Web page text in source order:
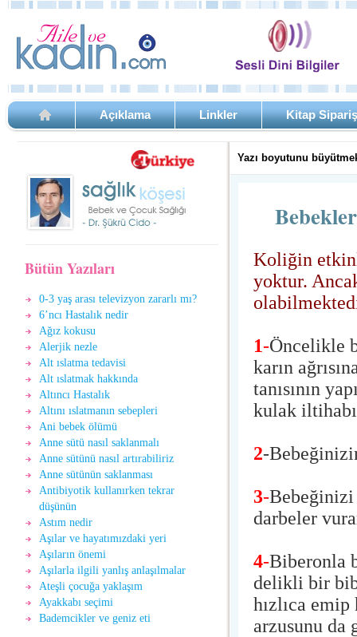
Açıklama Linkler Kitap
Bütün Yazıları
0-3 yaş arası televizyon zararlı mı?
6’ncı Hastalık nedir
Ağız kokusu
Alerjik nezle
Alt ıslatma tedavisi
Alt ıslatmak hakkında
Altıncı Hastalık
Altını ıslatmanın sebepleri
Ani bebek ölümü
Anne sütü nasıl saklanmalı
Anne sütünü nasıl artırabiliriz
Anne sütünün saklanması
Antibiyotik kullanırken tekrar
düşünün
Astım nedir
Aşılar ve hayatımızdaki yeri
Aşıların önemi
Aşılarla ilgili yanlış anlaşılmalar
Ateşli çocuğa yaklaşım
Ayakkabı seçimi
Bademcikler ve geniz eti
Yazı boyutunu
Koliğin
yoktur.
1-Öncelikle
karın
tanısının
kulak
2-
3-Bebeğinizi
darbeler
4-Biberonla
delikli bir
hızlıca
arzusunu da